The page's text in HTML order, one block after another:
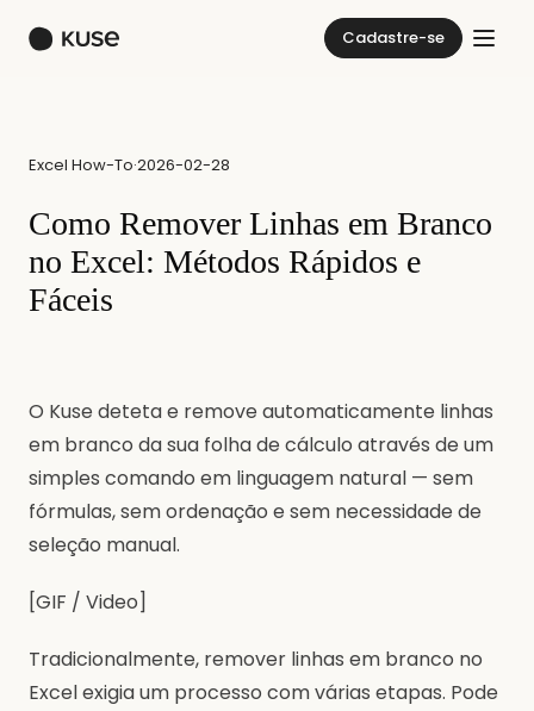
Cadastre-se
Excel How-To·2026-02-28
Como Remover Linhas em Branco
no Excel: Métodos Rápidos e
Fáceis
O Kuse deteta e remove automaticamente linhas
em branco da sua folha de cálculo através de um
simples comando em linguagem natural — sem
fórmulas, sem ordenação e sem necessidade de
seleção manual.
[GIF / Video]
Tradicionalmente, remover linhas em branco no
Excel exigia um processo com várias etapas. Pode